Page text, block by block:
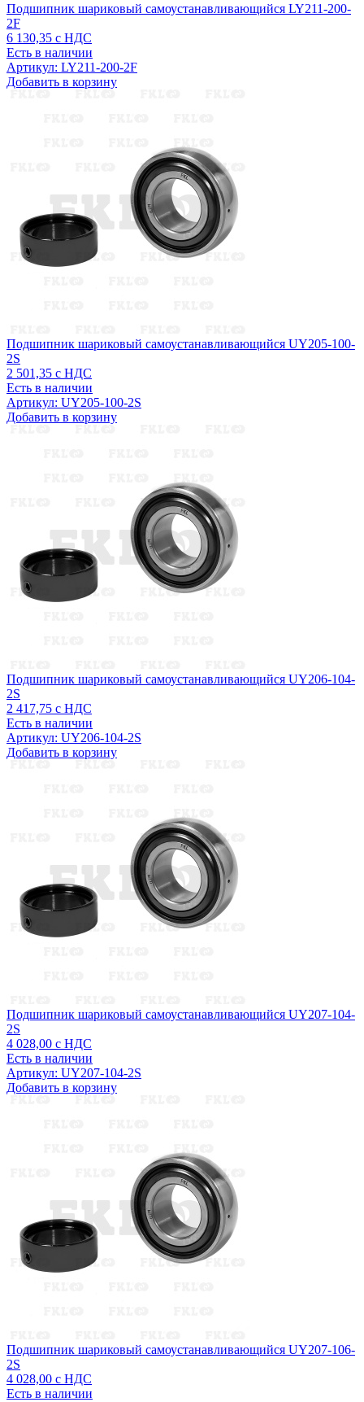
Подшипник шариковый самоустанавливающийся LY211-200-
2F
6 130,35 с НДС
Есть в наличии
Артикул: LY211-200-2F
Добавить в корзину
Подшипник шариковый самоустанавливающийся UY205-100-
2S
2 501,35 с НДС
Есть в наличии
Артикул: UY205-100-2S
Добавить в корзину
Подшипник шариковый самоустанавливающийся UY206-104-
2S
2 417,75 с НДС
Есть в наличии
Артикул: UY206-104-2S
Добавить в корзину
Подшипник шариковый самоустанавливающийся UY207-104-
2S
4 028,00 с НДС
Есть в наличии
Артикул: UY207-104-2S
Добавить в корзину
Подшипник шариковый самоустанавливающийся UY207-106-
2S
4 028,00 с НДС
Есть в наличии